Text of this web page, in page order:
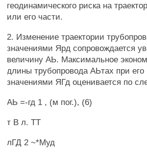
геодинамического риска на
или его части.
2. Изменение траектории
значениями Ярд сопровождается
величину АЬ. Максимальное
длины трубопровода АЬтах при
значениями ЯГд оценивается по
АЬ =-гд 1 , (м пог.), (6)
т В л. ТТ
лГД 2 ~*Муд